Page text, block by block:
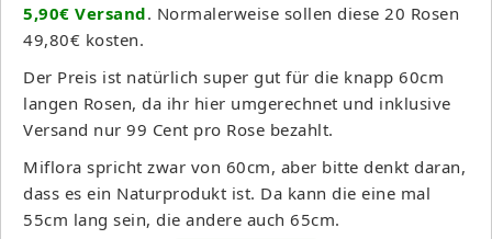
5,90€ Versand. Normalerweise sollen diese 20 Rosen
49,80€ kosten.
Der Preis ist natürlich super gut für die knapp 60cm
langen Rosen, da ihr hier umgerechnet und inklusive
Versand nur 99 Cent pro Rose bezahlt.
Miflora spricht zwar von 60cm, aber bitte denkt daran,
dass es ein Naturprodukt ist. Da kann die eine mal
55cm lang sein, die andere auch 65cm.